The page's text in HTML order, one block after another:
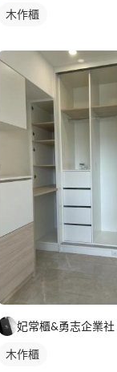
木作櫃
妃常櫃&勇志企業社
木作櫃